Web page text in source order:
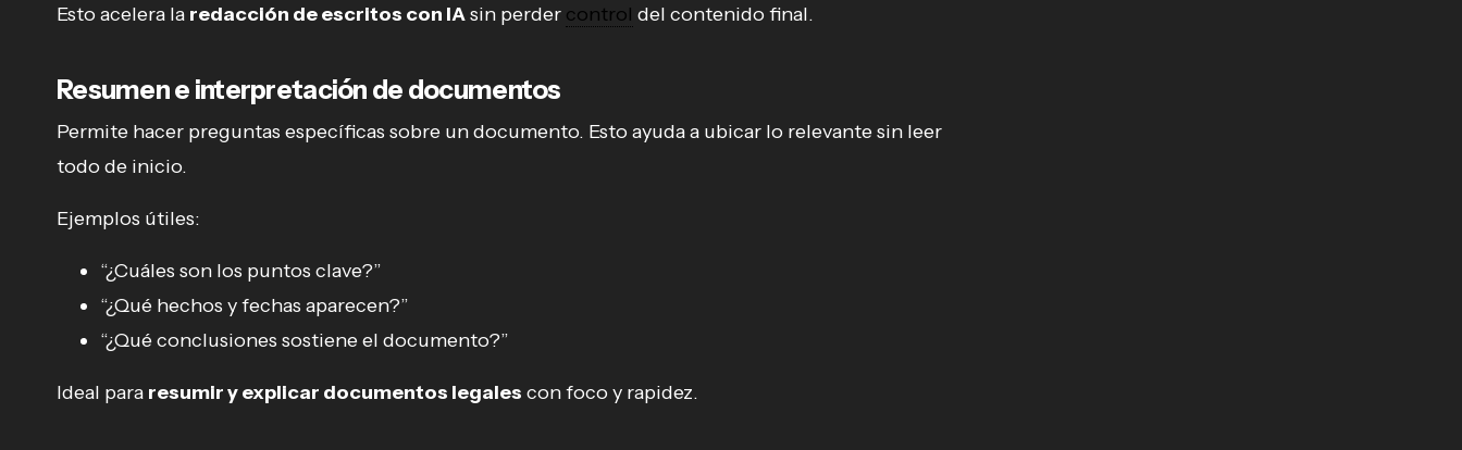
Esto acelera la redacción de escritos con IAsin perder control del contenido final.
Resumen e interpretación de documentos
Permite hacer preguntas específicas sobre un documento. Esto ayuda a ubicar lo relevante sin leer
todo de inicio.
Ejemplos útiles:
“¿Cuáles son los puntos clave?”
“¿Qué hechos y fechas aparecen?”
“¿Qué conclusiones sostiene el documento?”
Ideal para resumir y explicar documentos legales con foco y rapidez.